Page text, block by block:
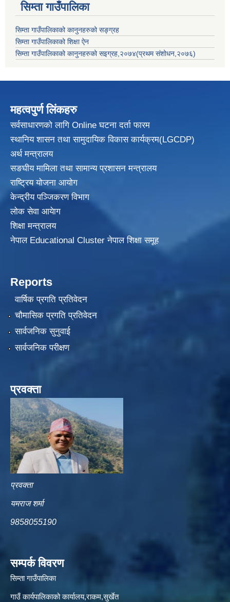
सिम्ता गाउँपालिका
सिम्ता गाउँपालिकाको कानुनहरुको सङ्ग्रह
सिम्ता गाउँपालिकाको शिक्षा ऐन
सिम्ता गाउँपालिकाको कानुनहरुको सइग्रह,२०७४(प्रथम संशोधन,२०७६)
महत्वपुर्ण लिंकहरु
सर्वसाधारणको लागि Online घटना दर्ता फारम
स्थानिय शासन तथा सामुदायिक विकासकार्यक्रम(LGCDP)
अर्थ मन्त्रालय
सङघीय मामिला तथा सामान्य प्रशासन मन्त्रालय
राष्ट्रिय योजना आयोग
केन्द्रीय पञ्जिकरण विभाग
लोक सेवा आयेाग
शिक्षा मन्त्रालय
नेपाल Educational Cluster नेपाल शिक्षा समूह
Reports
वार्षिक प्रगति प्रतिवेदन
चौमासिक प्रगति प्रतिवेदन
सार्वजनिक सुनुवाई
सार्वजनिक परीक्षण
प्रवक्ता
प्रवक्ता
यमराज शर्मा
9858055190
सम्पर्क विवरण
सिम्ता गाउँपालिका
गाउँ कार्यपालिकाको कार्यालय,राकम,सुर्खेत